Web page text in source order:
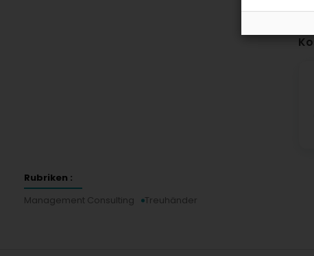
Rubriken :
Management Consulting
Treuhänder